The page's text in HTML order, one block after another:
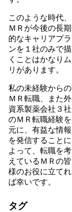
このような時代、
ＭＲが今後の長期
的なキャリアプラ
ンを１社のみで描
くことはかなりム
リがあります。
私の未経験からの
ＭＲ転職、また外
資系製薬会社３社
のＭＲ転職経験を
元に、有益な情報
を発信することに
よって、転職を考
えているＭＲの皆
様のお役に立てれ
ば幸いです。
タグ